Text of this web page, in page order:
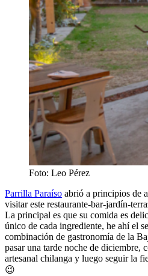
Foto: Leo Pérez
Parrilla Paraíso abrió a principios de
visitar este restaurante-bar-jardín-
La principal es que su comida es
único de cada ingrediente, he ahí el
combinación de gastronomía de la
pasar una tarde noche de diciembre,
artesanal chilanga y luego seguir la
😉